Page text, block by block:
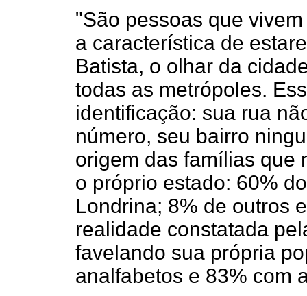
"São pessoas que
a característica de
Batista, o olhar da
todas as metrópoles.
identificação: sua rua
número, seu bairro
origem das famílias que
o próprio estado: 60%
Londrina; 8% de outros
realidade constatada
favelando sua própria
analfabetos e 83% com